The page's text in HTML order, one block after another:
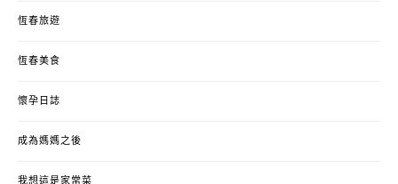
恆春旅遊
恆春美食
懷孕日誌
成為媽媽之後